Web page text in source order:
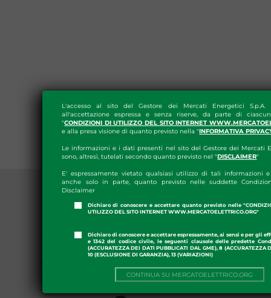
L'accesso al sito del Gestore dei Mercati Energetici S.p.A.
all'accettazione espressa e senza riserve, da parte di
"CONDIZIONI DI UTILIZZO DEL SITO INTERNET
e alla presa visione di quanto previsto nella "INFORMATIVA
Le informazioni e i dati presenti nel sito del Gestore dei Mercati
sono, altresì, tutelati secondo quanto previsto nel "DISCLAIMER"
E' espressamente vietato qualsiasi utilizzo di tali informazioni
anche solo in parte, quanto previsto nelle suddette
Disclaimer
Dichiaro di conoscere e accettare quanto previsto nelle
UTILIZZO DEL SITO INTERNET WWW.MERCATOELETTRICO.ORG"
Dichiaro di conoscere e accettare espressamente, ai sensi e per gli
e 1342 del codice civile, le seguenti clausole delle predette
(ACCURATEZZA DEI DATI PUBBLICATI DAL GME), 8 (ACCURATEZZA
10 (ESCLUSIONE DI GARANZIA), 13 (VARIAZIONI)
CONTINUA SU MERCATOELETTRICO.ORG
GME APP